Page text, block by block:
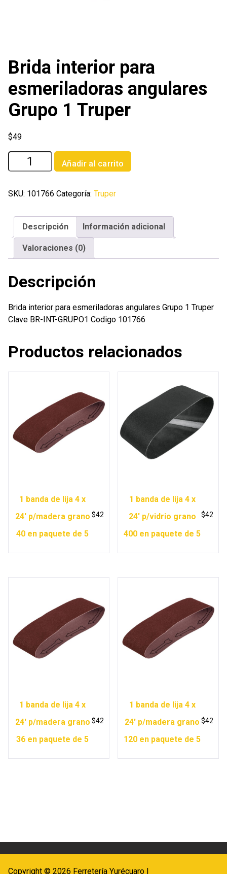
Brida interior para
esmeriladoras angulares
Grupo 1 Truper
$49
Brida
interior
esmeriladoras
Grupo
Truper
cantidad
Añadir al carrito
SKU: 101766 Categoría: Truper
Descripción Información adicional
Valoraciones (0)
Descripción
Brida interior para esmeriladoras angulares Grupo 1 Truper
Clave BR-INT-GRUPO1 Codigo 101766
Productos relacionados
1 banda de lija 4 x
24′ p/madera grano
40 en paquete de 5
$42
1 banda de lija 4 x
24′ p/vidrio grano
400 en paquete de 5
$42
1 banda de lija 4 x
24′ p/madera grano
36 en paquete de 5
$42
1 banda de lija 4 x
24′ p/madera grano
120 en paquete de 5
$42
Copyright © 2026 Ferretería Yurécuaro |